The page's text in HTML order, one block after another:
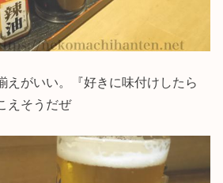
えがいい。『好きに味付けしたら
えそうだぜ